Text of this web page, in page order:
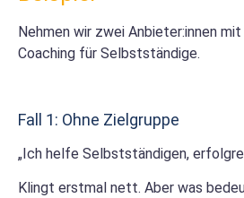
Nehmen wir zwei Anbieter:innen
Coaching für Selbstständige.
Fall 1: Ohne Zielgruppe
„Ich helfe Selbstständigen,
Klingt erstmal nett. Aber was